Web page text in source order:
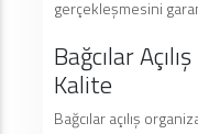
gerçekleşmesini
Bağcılar
Kalite
Bağcılar açılış